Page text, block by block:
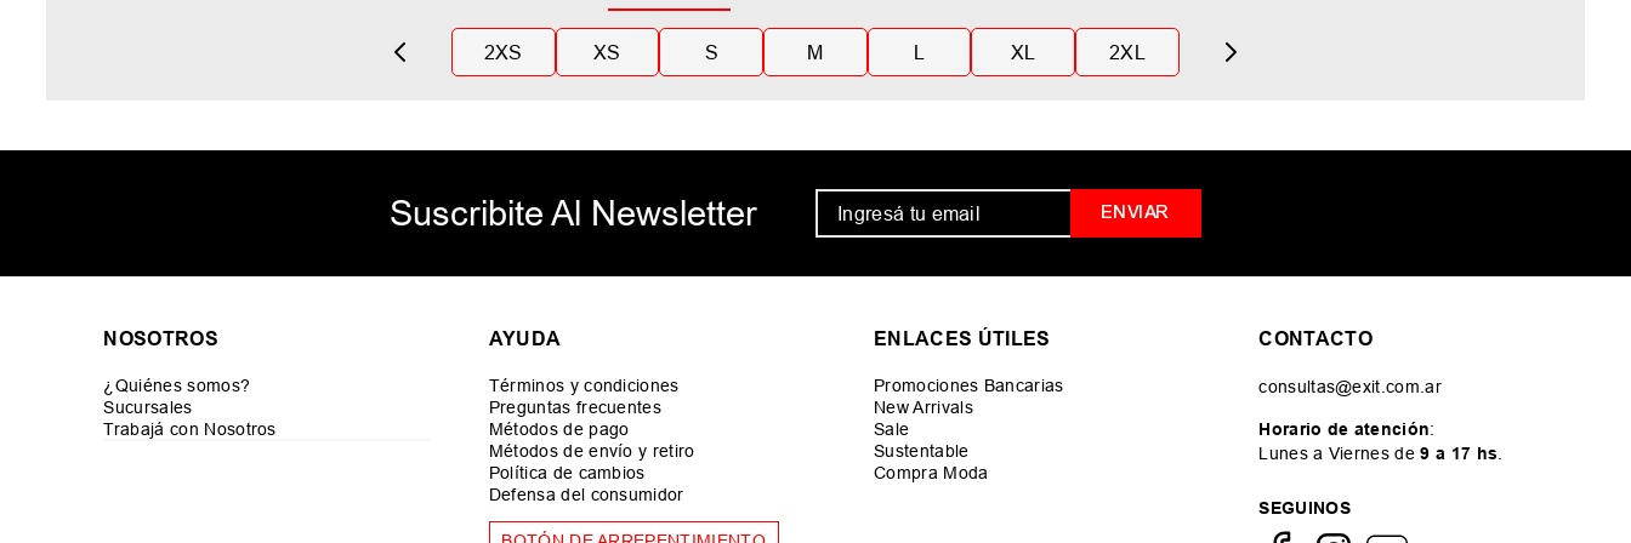
2XS XS S M L XL 2XL
Suscribite Al Newsletter ENVIAR
NOSOTROS
¿Quiénes somos?
Sucursales
Trabajá con Nosotros
AYUDA
Términos y condiciones
Preguntas frecuentes
Métodos de pago
Métodos de envío y retiro
Política de cambios
Defensa del consumidor
ENLACES ÚTILES
Promociones Bancarias
New Arrivals
Sale
Sustentable
Compra Moda
CONTACTO
consultas@exit.com.ar
Horario de atención:
Lunes a Viernes de9 a 17 hs
SEGUINOS